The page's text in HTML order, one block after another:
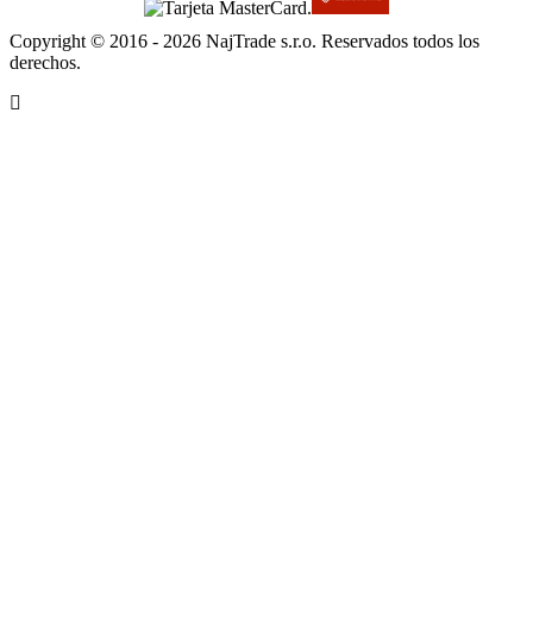
Copyright © 2016 - 2026 NajTrade s.r.o. Reservados todos los
derechos.